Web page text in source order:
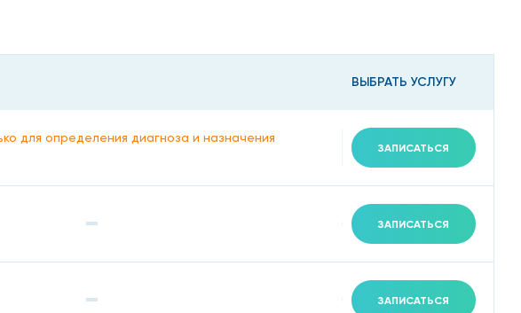
ВЫБРАТЬ УСЛУГУ
для определения диагноза и назначения
ЗАПИСАТЬСЯ
ЗАПИСАТЬСЯ
ЗАПИСАТЬСЯ